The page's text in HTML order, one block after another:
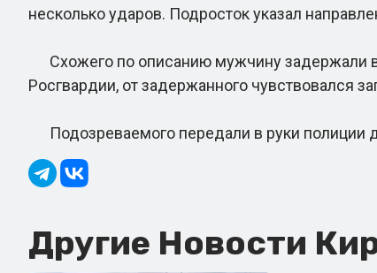
несколько ударов. Подросток указал
Схожего по описанию мужчину задержали
Росгвардии, от задержанного чувствовался
Подозреваемого передали в руки полиции
Другие Новости